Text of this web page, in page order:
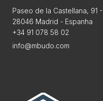
Paseo de la Castellana, 91 -
28046 Madrid - Espanha
+34 91 078 58 02
info@mbudo.com